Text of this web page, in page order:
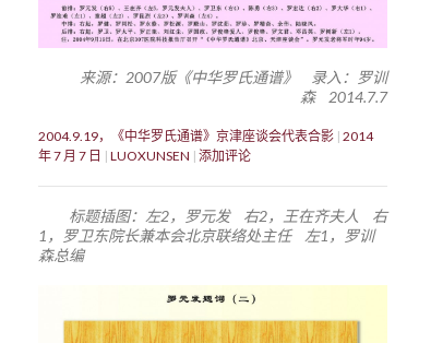
来源：2007版《中华罗氏通谱》 录入：罗训
森 2014.7.7
2004.9.19，《中华罗氏通谱》京津座谈会代表合影 2014
年 7 月 7 日
LUOXUNSEN 添加评论
标题插图：左2，罗元发 右2，王在齐夫人 右
1，罗卫东院长兼本会北京联络处主任 左1，罗训
森总编